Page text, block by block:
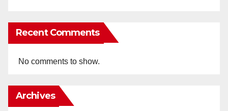
Recent Comments
No comments to show.
Archives